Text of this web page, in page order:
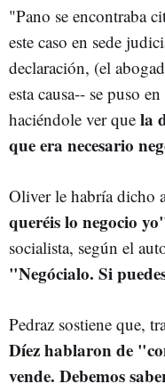
"Pano se encontraba
este caso en sede
declaración, (el
esta causa-- se puso
haciéndole ver que la
que era necesario
Oliver le habría dicho
queréis lo negocio
socialista, según el
"Negócialo. Si
Pedraz sostiene que,
Díez hablaron de
vende. Debemos